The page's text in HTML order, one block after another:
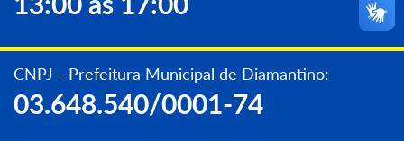
CNPJ - Prefeitura Municipal de Diamantino:
03.648.540/0001-74